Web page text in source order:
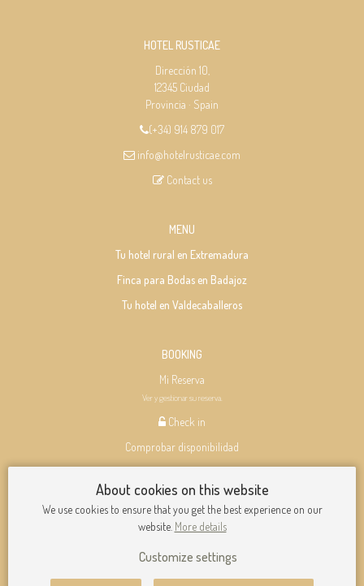
HOTEL RUSTICAE
Dirección 10,
12345 Ciudad
Provincia · Spain
(+34) 914 879 017
info@hotelrusticae.com
Contact us
MENU
Tu hotel rural en Extremadura
Finca para Bodas en Badajoz
Tu hotel en Valdecaballeros
BOOKING
Mi Reserva
Ver y gestionar su reserva.
Check in
Comprobar disponibilidad
2026Hotel Rusticae.Aviso legal·Política de privacidad ·Política de cookies
Cookies Panel
About cookies on this website
We use cookies to ensure that you get the best experience on our
website. More details
Customize settings